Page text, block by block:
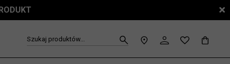
Szukaj produktów...